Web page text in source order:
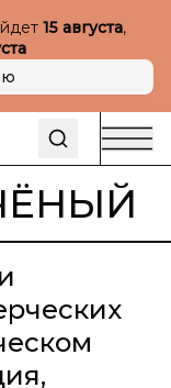
15 августа,